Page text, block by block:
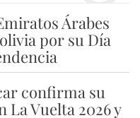
Árabes
por su Día
confirma su
La Vuelta 2026 y